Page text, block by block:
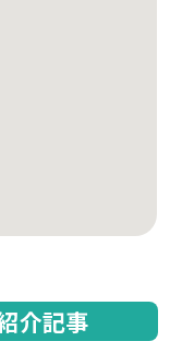
介記事